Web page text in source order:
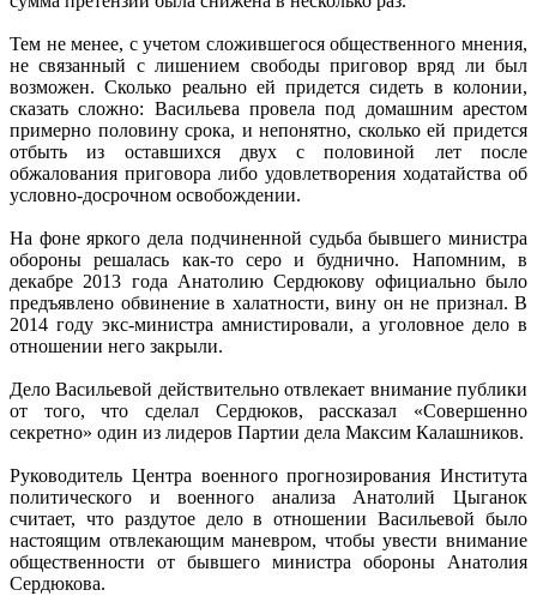
Тем не менее, с учетом сложившегося общественного мнения,
не связанный с лишением свободы приговор вряд ли был
возможен. Сколько реально ей придется сидеть в колонии,
сказать сложно: Васильева провела под домашним арестом
примерно половину срока, и непонятно, сколько ей придется
отбыть из оставшихся двух с половиной лет после
обжалования приговора либо удовлетворения ходатайства об
условно-досрочном освобождении.
На фоне яркого дела подчиненной судьба бывшего министра
обороны решалась как-то серо и буднично. Напомним, в
декабре 2013 года Анатолию Сердюкову официально было
предъявлено обвинение в халатности, вину он не признал. В
2014 году экс-министра амнистировали, а уголовное дело в
отношении него закрыли.
Дело Васильевой действительно отвлекает внимание публики
от того, что сделал Сердюков, рассказал «Совершенно
секретно» один из лидеров Партии дела Максим Калашников.
Руководитель Центра военного прогнозирования Института
политического и военного анализа Анатолий Цыганок
считает, что раздутое дело в отношении Васильевой было
настоящим отвлекающим маневром, чтобы увести внимание
общественности от бывшего министра обороны Анатолия
Сердюкова.